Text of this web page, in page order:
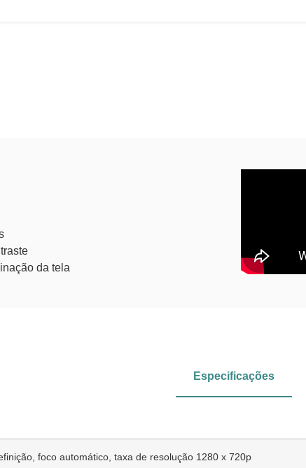
da tela
Especificações
foco automático, taxa de resolução 1280 x 720p